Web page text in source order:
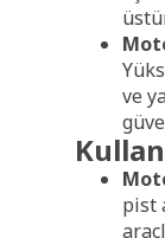
ve
pist